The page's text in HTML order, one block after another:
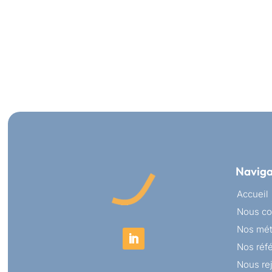
Accueil
Nous
Nos
Nos
Nous